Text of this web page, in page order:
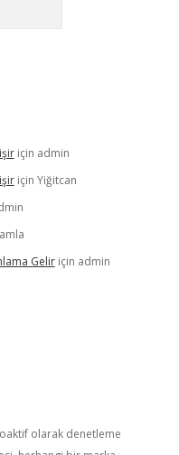
için admin
için Yiğitcan
Geliriçin admin
olarak denetleme